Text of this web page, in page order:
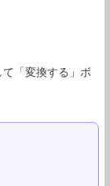
「変換する」ボ